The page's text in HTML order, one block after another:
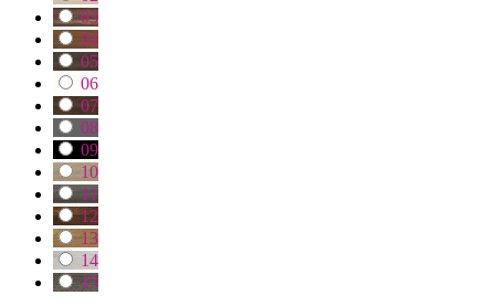
03
04
05
06
07
08
09
10
11
12
13
14
15